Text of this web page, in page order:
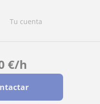
Tu cuenta
€/h